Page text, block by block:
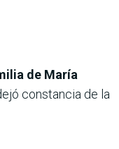
de María
constancia de la